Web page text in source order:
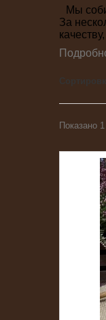
Мы
За
Показано